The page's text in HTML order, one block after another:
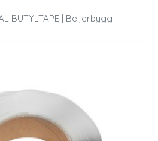
BUTYLTAPE | Beijerbygg